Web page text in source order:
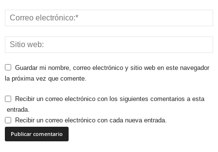
Guardar mi nombre, correo electrónico y sitio web en este navegador
la próxima vez que comente.
Recibir un correo electrónico con los siguientes comentarios a esta
entrada.
Recibir un correo electrónico con cada nueva entrada.